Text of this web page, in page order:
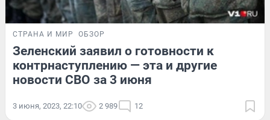
СТРАНА И МИР ОБЗОР
Зеленский заявил о готовности к
контрнаступлению — эта и другие
новости СВО за 3 июня
3 июня, 2023, 22:10 2 989 12